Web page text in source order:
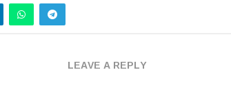
LEAVE A REPLY